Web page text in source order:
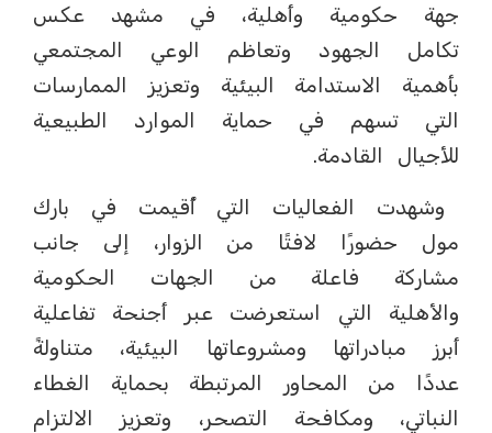
جهة حكومية وأهلية، في مشهد عكس
تكامل الجهود وتعاظم الوعي المجتمعي
بأهمية الاستدامة البيئية وتعزيز الممارسات
التي تسهم في حماية الموارد الطبيعية
للأجيال القادمة.
وشهدت الفعاليات التي أُقيمت في بارك
مول حضورًا لافتًا من الزوار، إلى جانب
مشاركة فاعلة من الجهات الحكومية
والأهلية التي استعرضت عبر أجنحة تفاعلية
أبرز مبادراتها ومشروعاتها البيئية، متناولةً
عددًا من المحاور المرتبطة بحماية الغطاء
النباتي، ومكافحة التصحر، وتعزيز الالتزام